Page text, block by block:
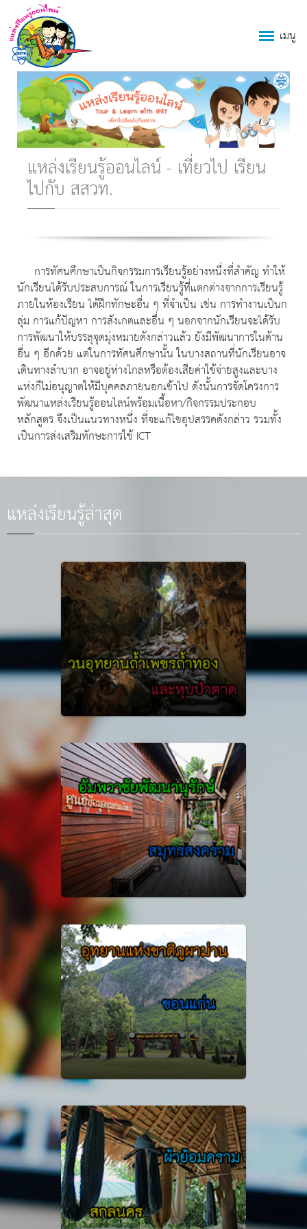
เมนู
แหล่งเรียนรู้ออนไลน์ - เที่ยวไป เรียน
ไปกับ สสวท.
การทัศนศึกษาเป็นกิจกรรมการเรียนรู้อย่างหนึ่งที่สำคัญ ทำให้
นักเรียนได้รับประสบการณ์ ในการเรียนรู้ที่แตกต่างจากการเรียนรู้
ภายในห้องเรียน ได้ฝึกทักษะอื่น ๆ ที่จำเป็น เช่น การทำงานเป็นก
ลุ่ม การแก้ปัญหา การสังเกตและอื่น ๆ นอกจากนักเรียนจะได้รับ
การพัฒนาให้บรรลุจุดมุ่งหมายดังกล่าวแล้ว ยังมีพัฒนาการในด้าน
อื่น ๆ อีกด้วย แต่ในการทัศนศึกษานั้น ในบางสถานที่นักเรียนอาจ
เดินทางลำบาก อาจอยู่ห่างไกลหรือต้องเสียค่าใช้จ่ายสูงและบาง
แห่งก็ไม่อนุญาตให้มีบุคคลภายนอกเข้าไป ดังนั้นการจัดโครงการ
พัฒนาแหล่งเรียนรู้ออนไลน์พร้อมเนื้อหา/กิจกรรมประกอบ
หลักสูตร จึงเป็นแนวทางหนึ่ง ที่จะแก้ไขอุปสรรคดังกล่าว รวมทั้ง
เป็นการส่งเสริมทักษะการใช้ ICT
แหล่งเรียนรู้ล่าสุด